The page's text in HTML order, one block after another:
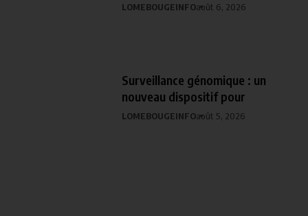
LOMEBOUGEINFOaoût 6, 2026
Surveillance génomique : un
nouveau dispositif pour
LOMEBOUGEINFOaoût 5, 2026